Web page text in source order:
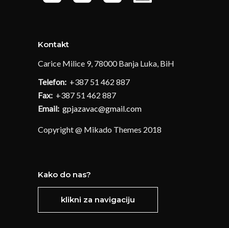
Kontakt
Carice Milice 9, 78000 Banja Luka, BiH
Telefon: +387 51 462 887
Fax: +387 51 462 887
Email: gpjazavac@gmail.com
Copyright @ Mikado Themes 2018
Kako do nas?
klikni za navigaciju